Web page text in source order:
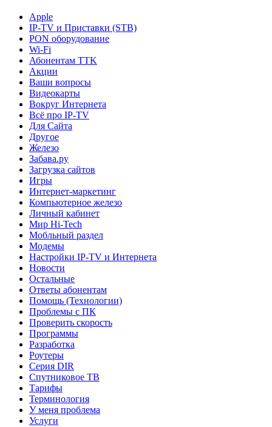
Apple
IP-TV и Приставки (STB)
PON оборудование
Wi-Fi
Абонентам TTK
Акции
Ваши вопросы
Видеокарты
Вокруг Интернета
Всё про IP-TV
Для Сайта
Другое
Железо
Забава.ру
Загрузка сайтов
Игры
Интернет-маркетинг
Компьютерное железо
Личный кабинет
Мир Hi-Tech
Мобльный раздел
Модемы
Настройки IP-TV и Интернета
Новости
Остальные
Ответы абонентам
Помощь (Технологии)
Проблемы с ПК
Проверить скорость
Программы
Разработка
Роутеры
Серия DIR
Спутниковое ТВ
Тарифы
Терминология
У меня проблема
Услуги